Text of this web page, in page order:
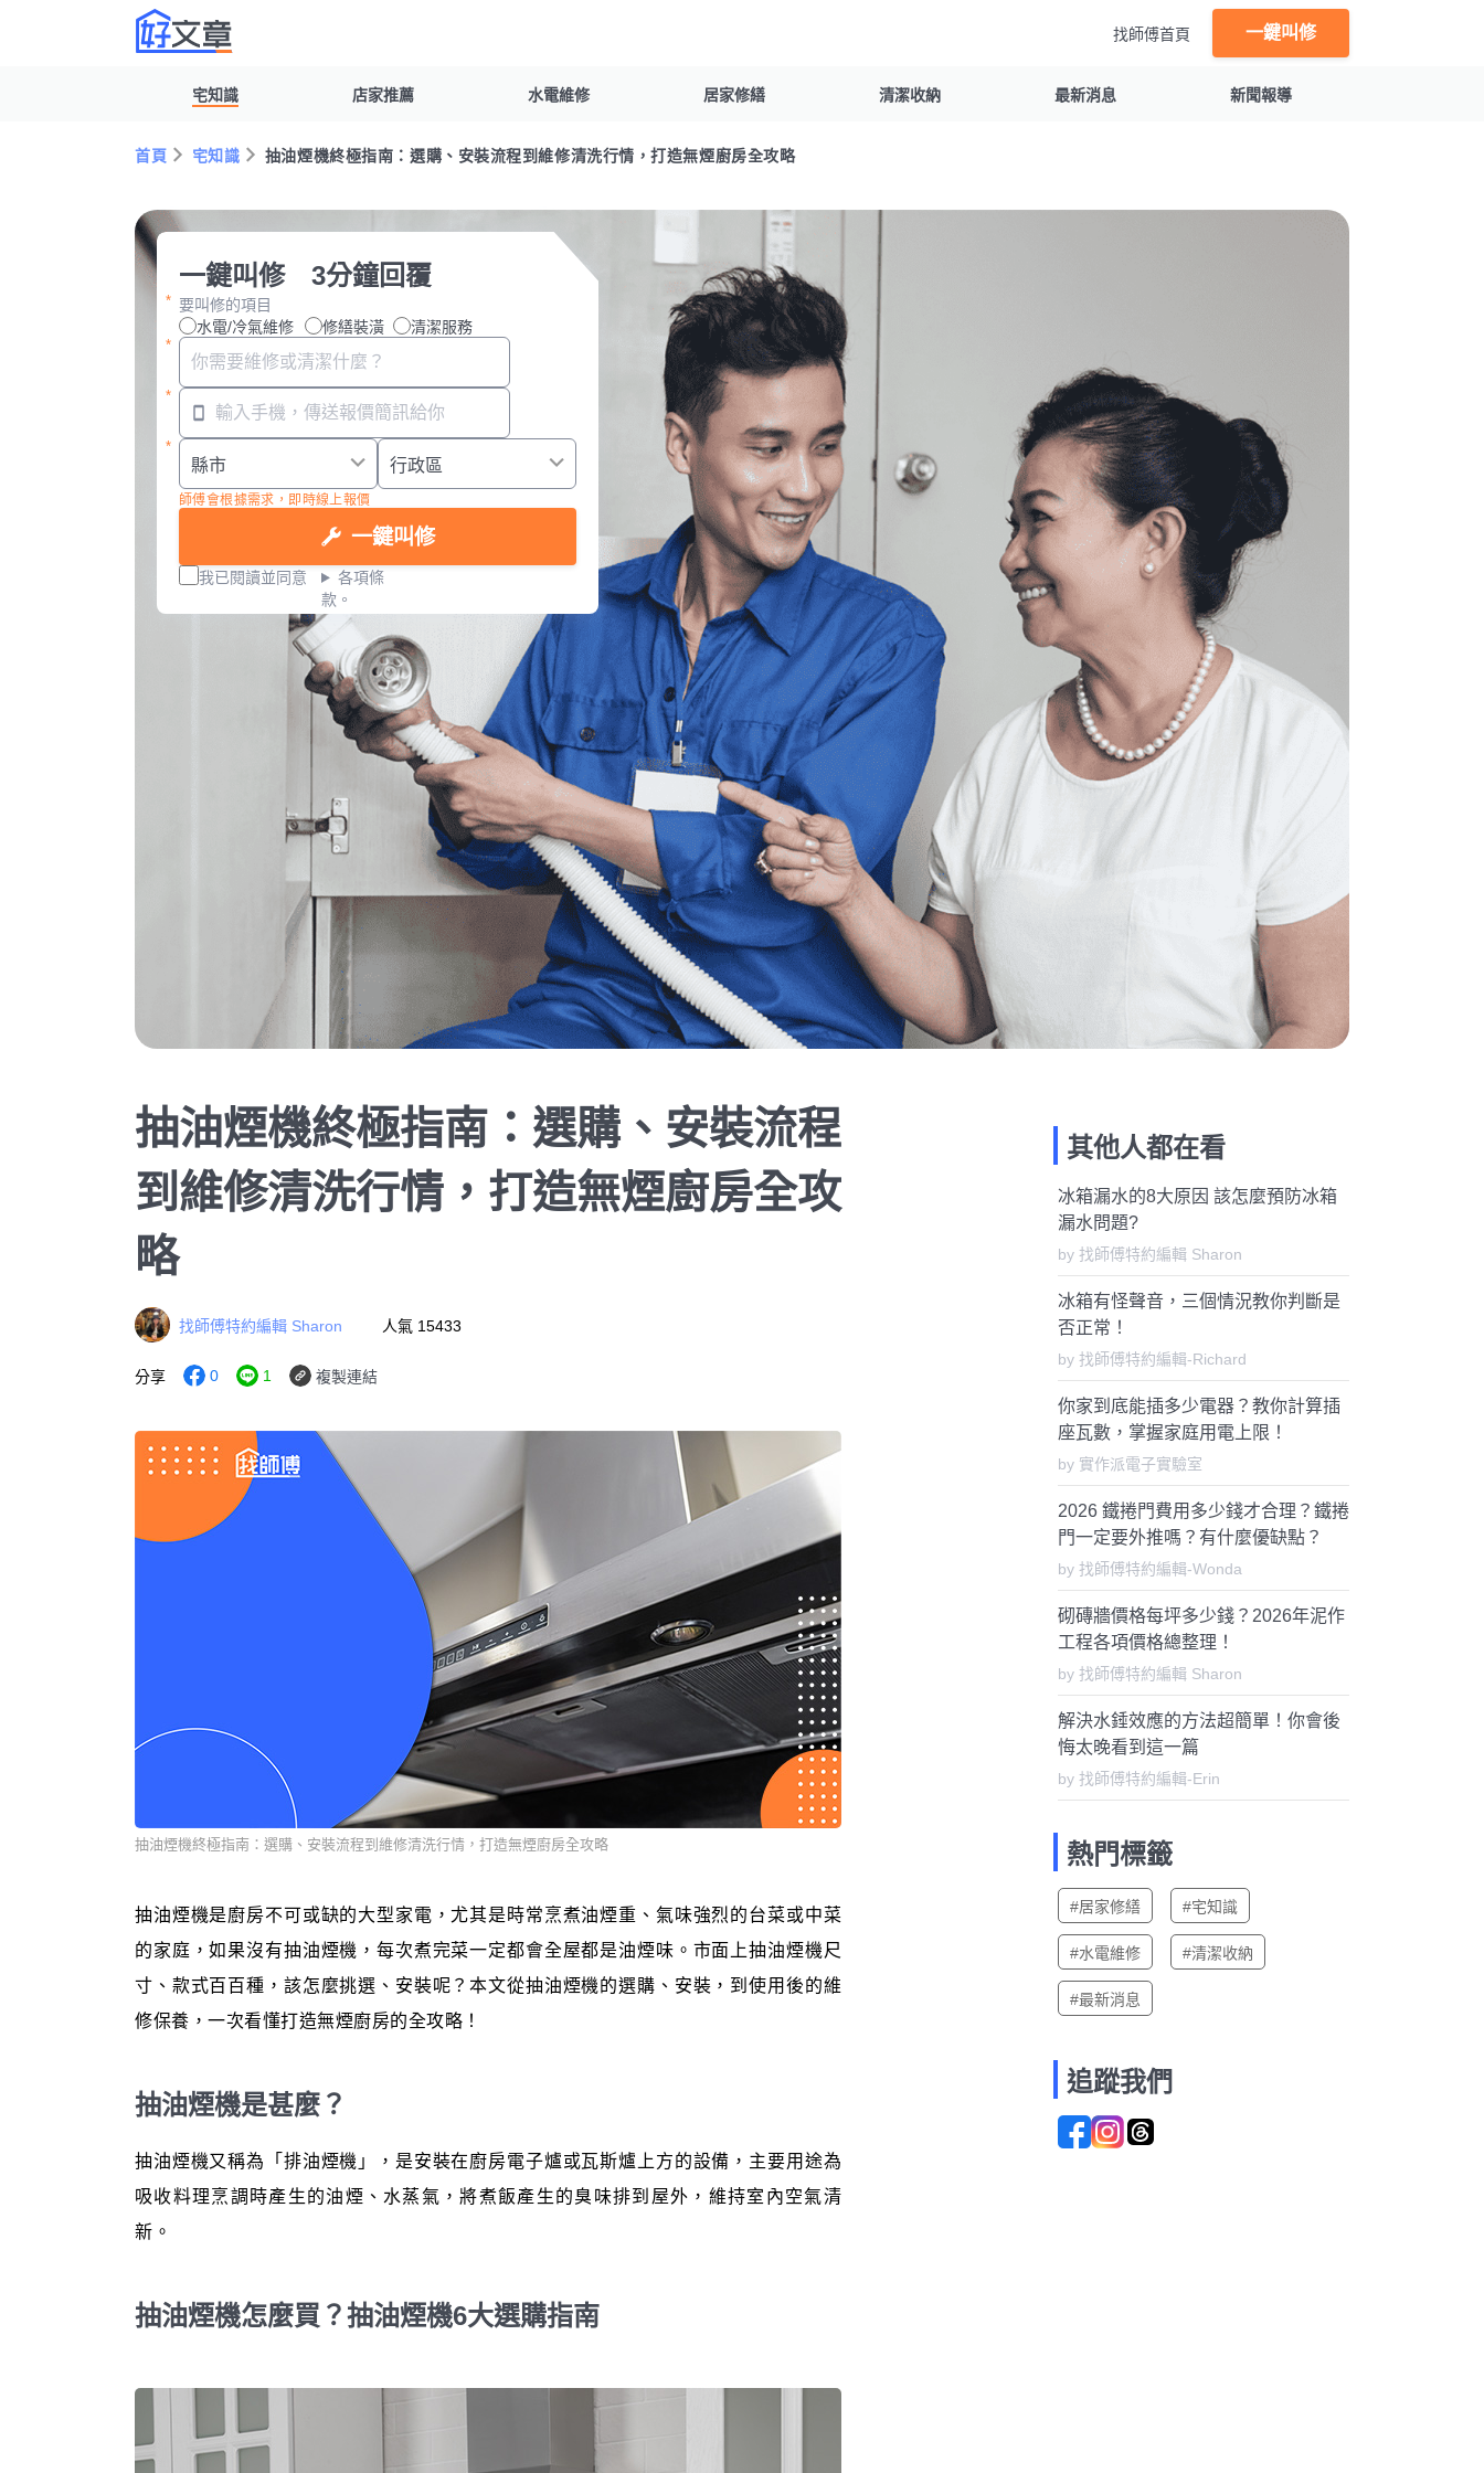
找師傅首頁 一鍵叫修
宅知識 店家推薦 水電維修 居家修繕 清潔收納 最新消息 新聞報導
首頁 宅知識 抽油煙機終極指南：選購、安裝流程到維修清洗行情，打造無煙廚房全攻略
一鍵叫修 3分鐘回覆
要叫修的項目
水電/冷氣維修
修繕裝潢 清潔服務
師傅會根據需求，即時線上報價
一鍵叫修
我已閱讀並同意
各項條
款。
抽油煙機終極指南：選購、安裝流程
到維修清洗行情，打造無煙廚房全攻
略
找師傅特約編輯 Sharon 人氣 15433
分享 0 1 複製連結
抽油煙機終極指南：選購、安裝流程到維修清洗行情，打造無煙廚房全攻略
抽油煙機是廚房不可或缺的大型家電，尤其是時常烹煮油煙重、氣味強烈的台菜或中菜
的家庭，如果沒有抽油煙機，每次煮完菜一定都會全屋都是油煙味。市面上抽油煙機尺
寸、款式百百種，該怎麼挑選、安裝呢？本文從抽油煙機的選購、安裝，到使用後的維
修保養，一次看懂打造無煙廚房的全攻略！
抽油煙機是甚麼？
抽油煙機又稱為「排油煙機」，是安裝在廚房電子爐或瓦斯爐上方的設備，主要用途為
吸收料理烹調時產生的油煙、水蒸氣，將煮飯產生的臭味排到屋外，維持室內空氣清
新。
抽油煙機怎麼買？抽油煙機6大選購指南
其他人都在看
冰箱漏水的8大原因 該怎麼預防冰箱
漏水問題?
by 找師傅特約編輯 Sharon
冰箱有怪聲音，三個情況教你判斷是
否正常！
by 找師傅特約編輯-Richard
你家到底能插多少電器？教你計算插
座瓦數，掌握家庭用電上限！
by 實作派電子實驗室
2026 鐵捲門費用多少錢才合理？鐵捲
門一定要外推嗎？有什麼優缺點？
by 找師傅特約編輯-Wonda
砌磚牆價格每坪多少錢？2026年泥作
工程各項價格總整理！
by 找師傅特約編輯 Sharon
解決水錘效應的方法超簡單！你會後
悔太晚看到這一篇
by 找師傅特約編輯-Erin
熱門標籤
#居家修繕 #宅知識
#水電維修 #清潔收納
#最新消息
追蹤我們